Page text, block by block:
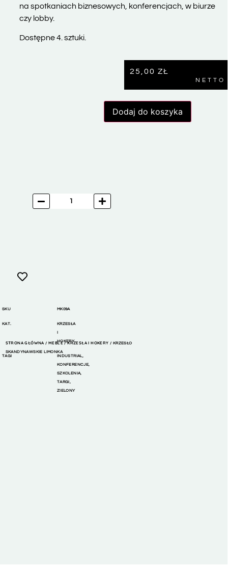
na spotkaniach biznesowych, konferencjach, w biurze
czy lobby.
Dostępne 4. sztuki.
25,00 ZŁ
NETTO
Dodaj do koszyka
SKU MK09A
KAT.
KRZESŁA
I
HOKERY
TAGI INDUSTRIAL,
KONFERENCJE,
SZKOLENIA,
TARGI,
ZIELONY
STRONA GŁÓWNA /MEBLE/KRZESŁA I HOKERY / KRZESŁO
SKANDYNAWSKIE LIMONKA